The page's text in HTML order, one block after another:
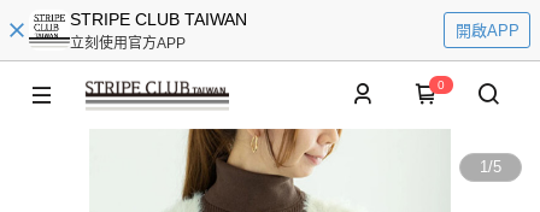
STRIPE CLUB TAIWAN
立刻使用官方APP
開啟APP
0
1/5